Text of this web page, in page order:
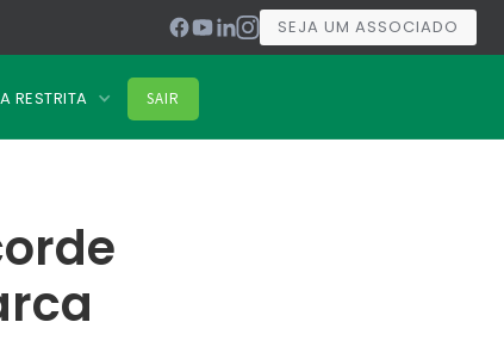
SEJA UM ASSOCIADO
RESTRITA SAIR